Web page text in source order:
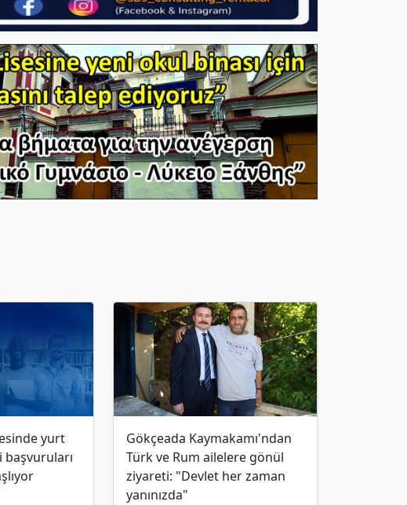
yurt
başvuruları
Gökçeada Kaymakamı'ndan
Türk ve Rum ailelere gönül
ziyareti: "Devlet her zaman
yanınızda"